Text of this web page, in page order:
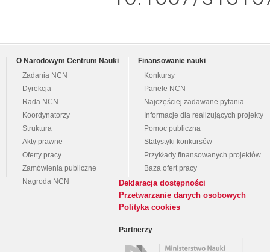
O Narodowym Centrum Nauki
Zadania NCN
Dyrekcja
Rada NCN
Koordynatorzy
Struktura
Akty prawne
Oferty pracy
Zamówienia publiczne
Nagroda NCN
Finansowanie nauki
Konkursy
Panele NCN
Najczęściej zadawane pytania
Informacje dla realizujących projekty
Pomoc publiczna
Statystyki konkursów
Przykłady finansowanych projektów
Baza ofert pracy
Deklaracja dostępności
Przetwarzanie danych osobowych
Polityka cookies
Partnerzy